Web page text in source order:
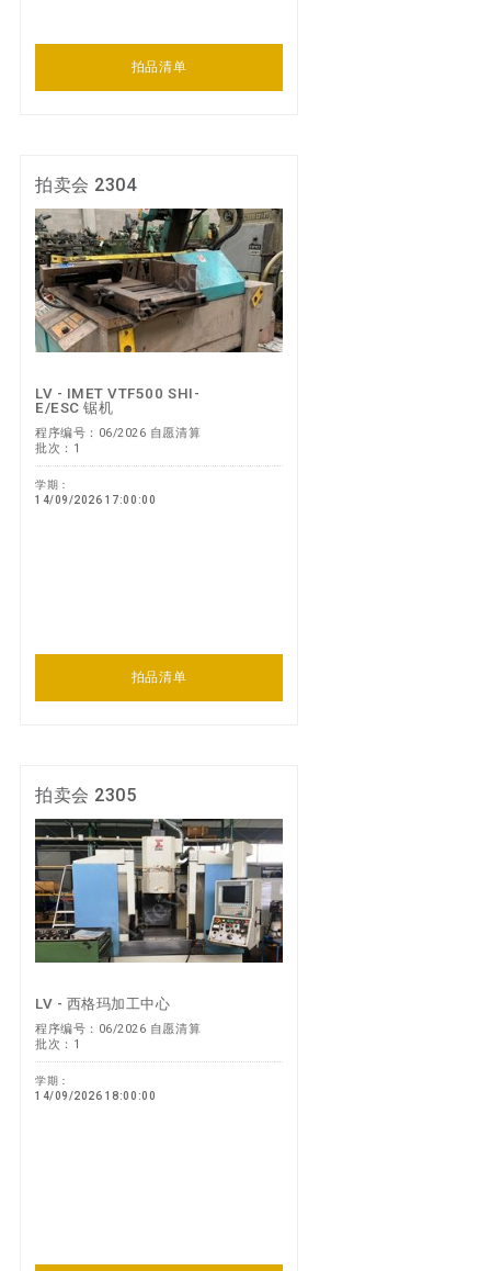
拍品清单
拍卖会 2304
LV - IMET VTF500 SHI-
E/ESC 锯机
程序编号：06/2026 自愿清算
批次：1
学期：
14/09/2026 17:00:00
拍品清单
拍卖会 2305
LV - 西格玛加工中心
程序编号：06/2026 自愿清算
批次：1
学期：
14/09/2026 18:00:00